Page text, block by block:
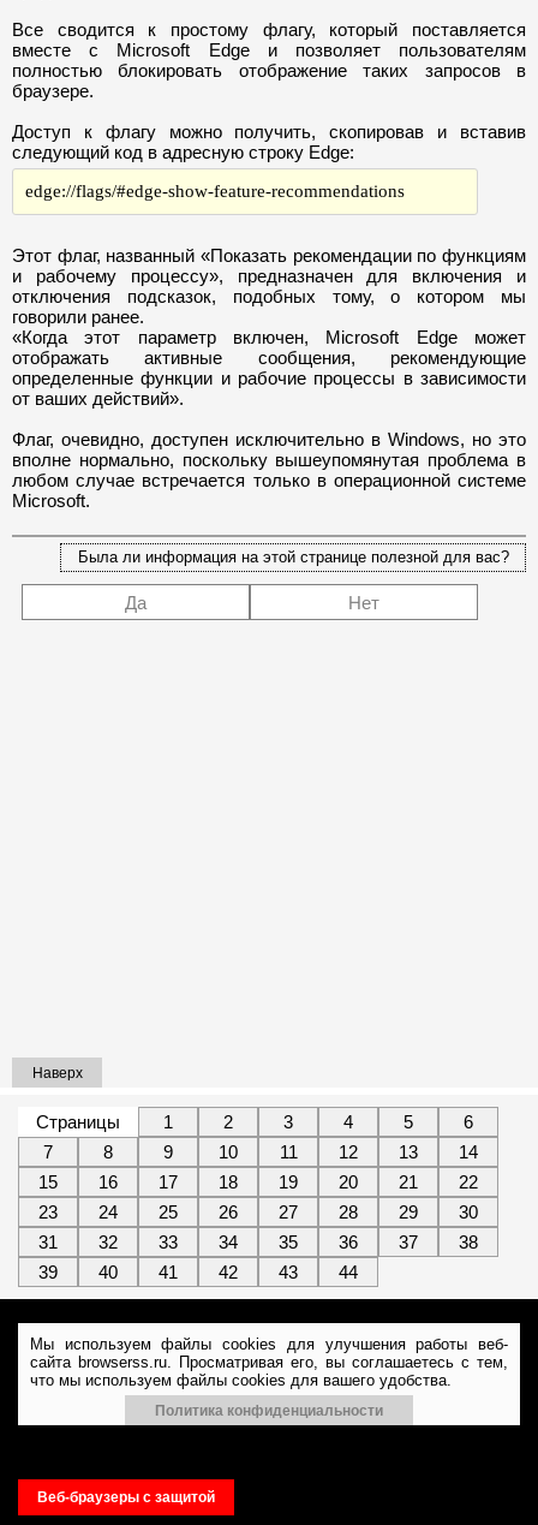
Все сводится к простому флагу, который поставляется
вместе с Microsoft Edge и позволяет пользователям
полностью блокировать отображение таких запросов в
браузере.
Доступ к флагу можно получить, скопировав и вставив
следующий код в адресную строку Edge:
edge://flags/#edge-show-feature-recommendations
Этот флаг, названный «Показать рекомендации по функциям
и рабочему процессу», предназначен для включения и
отключения подсказок, подобных тому, о котором мы
говорили ранее.
«Когда этот параметр включен, Microsoft Edge может
отображать активные сообщения, рекомендующие
определенные функции и рабочие процессы в зависимости
от ваших действий».
Флаг, очевидно, доступен исключительно в Windows, но это
вполне нормально, поскольку вышеупомянутая проблема в
любом случае встречается только в операционной системе
Microsoft.
Была ли информация на этой странице полезной для вас?
Да Нет
Наверх
Страницы 1 2 3 4 5
6
7
8 9 10 11 12 13
14
15
16 17 18 19 20 21
22
23
24 25 26 27 28 29
30
31
32 33 34 35 36 37
38
39
40 41 42 43 44
Мы используем файлы cookies для улучшения работы веб-
сайта browserss.ru. Просматривая его, вы соглашаетесь с тем,
что мы используем файлы cookies для вашего удобства.
Политика конфиденциальности
Веб-браузеры с защитой